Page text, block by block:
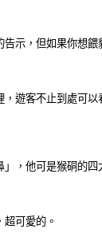
示，但如果你想
遊客不止到處可
，他可是猴硐的
可愛的。